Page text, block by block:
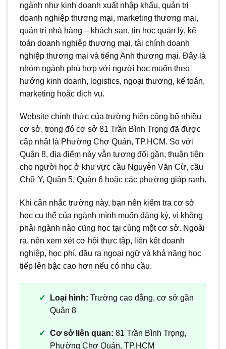
ngành như kinh doanh xuất nhập khẩu, quản trị
doanh nghiệp thương mại, marketing thương mại,
quản trị nhà hàng – khách sạn, tin học quản lý, kế
toán doanh nghiệp thương mại, tài chính doanh
nghiệp thương mại và tiếng Anh thương mại. Đây là
nhóm ngành phù hợp với người học muốn theo
hướng kinh doanh, logistics, ngoại thương, kế toán,
marketing hoặc dịch vụ.
Website chính thức của trường hiện công bố nhiều
cơ sở, trong đó cơ sở 81 Trần Bình Trọng đã được
cập nhật là Phường Chợ Quán, TP.HCM. So với
Quận 8, địa điểm này vẫn tương đối gần, thuận tiện
cho người học ở khu vực cầu Nguyễn Văn Cừ, cầu
Chữ Y, Quận 5, Quận 6 hoặc các phường giáp ranh.
Khi cân nhắc trường này, bạn nên kiểm tra cơ sở
học cụ thể của ngành mình muốn đăng ký, vì không
phải ngành nào cũng học tại cùng một cơ sở. Ngoài
ra, nên xem xét cơ hội thực tập, liên kết doanh
nghiệp, học phí, đầu ra ngoại ngữ và khả năng học
tiếp lên bậc cao hơn nếu có nhu cầu.
Loại hình: Trường cao đẳng, cơ sở gần
Quận 8
Cơ sở liên quan: 81 Trần Bình Trọng,
Phường Chợ Quán, TP.HCM